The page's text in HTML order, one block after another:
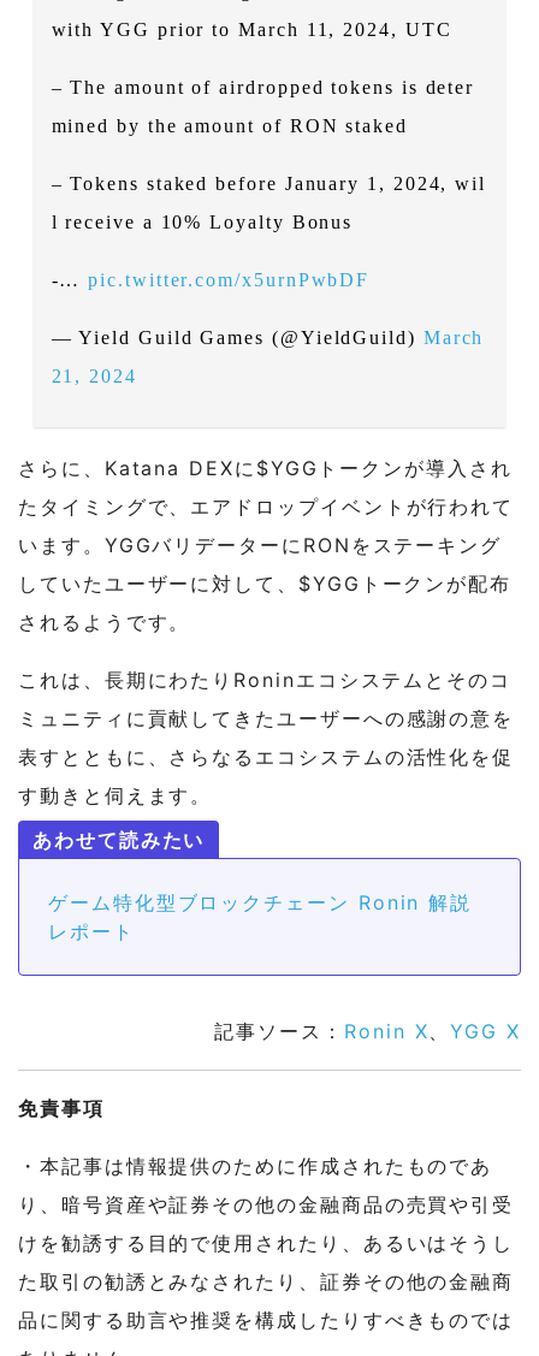
with YGG prior to March 11, 2024, UTC
– The amount of airdropped tokens is deter
mined by the amount of RON staked
– Tokens staked before January 1, 2024, wil
l receive a 10% Loyalty Bonus
-…pic.twitter.com/x5urnPwbDF
— Yield Guild Games (@YieldGuild) March
21, 2024
さらに、Katana DEXに$YGGトークンが導入され
たタイミングで、エアドロップイベントが行われて
います。YGGバリデーターにRONをステーキング
していたユーザーに対して、$YGGトークンが配布
されるようです。
これは、長期にわたりRoninエコシステムとそのコ
ミュニティに貢献してきたユーザーへの感謝の意を
表すとともに、さらなるエコシステムの活性化を促
す動きと伺えます。
ゲーム特化型ブロックチェーン Ronin 解説
レポート
記事ソース： Ronin X 、YGG X
免責事項
・本記事は情報提供のために作成されたものであ
り、暗号資産や証券その他の金融商品の売買や引受
けを勧誘する目的で使用されたり、あるいはそうし
た取引の勧誘とみなされたり、証券その他の金融商
品に関する助言や推奨を構成したりすべきものでは